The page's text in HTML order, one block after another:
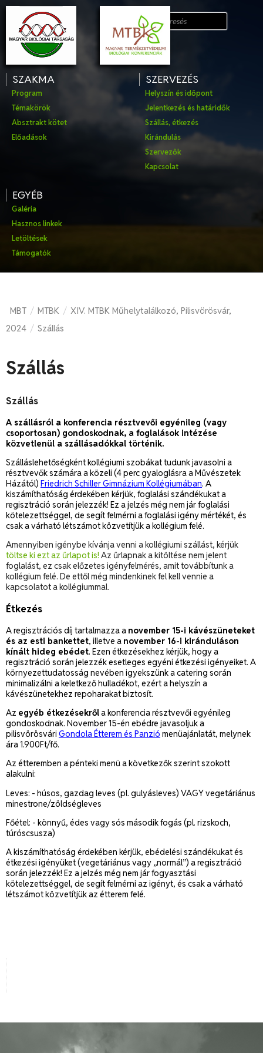
SZAKMA
Program
Témakörök
Absztrakt kötet
Előadások
SZERVEZÉS
Helyszín és időpont
Jelentkezés és határidők
Szállás, étkezés
Kirándulás
Szervezők
Kapcsolat
EGYÉB
Galéria
Hasznos linkek
Letöltések
Támogatók
MBT / MTBK / XIV. MTBK Műhelytalálkozó, Pilisvörösvár,
2024 / Szállás
Szállás
Szállás
A szállásról a konferencia résztvevői egyénileg (vagy
csoportosan) gondoskodnak, a foglalások intézése
közvetlenül a szállásadókkal történik.
Szálláslehetőségként kollégiumi szobákat tudunk javasolni a
résztvevők számára a közeli (4 perc gyaloglásra a Művészetek
Házától) Friedrich Schiller Gimnázium Kollégiumában. A
kiszámíthatóság érdekében kérjük, foglalási szándékukat a
regisztráció során jelezzék! Ez a jelzés még nem jár foglalási
kötelezettséggel, de segít felmérni a foglalási igény mértékét, és
csak a várható létszámot közvetítjük a kollégium felé.
Amennyiben igénybe kívánja venni a kollégiumi szállást, kérjük
töltse ki ezt az űrlapot is! Az űrlapnak a kitöltése nem jelent
foglalást, ez csak előzetes igényfelmérés, amit továbbítunk a
kollégium felé. De ettől még mindenkinek fel kell vennie a
kapcsolatot a kollégiummal.
Étkezés
A regisztrációs díj tartalmazza a november 15-i kávészüneteket
és az esti bankettet, illetve a november 16-i kiránduláson
kínált hideg ebédet. Ezen étkezésekhez kérjük, hogy a
regisztráció során jelezzék esetleges egyéni étkezési igényeiket. A
környezettudatosság nevében igyekszünk a catering során
minimalizálni a keletkező hulladékot, ezért a helyszín a
kávészünetekhez repoharakat biztosít.
Az egyéb étkezésekrőla konferencia résztvevői egyénileg
gondoskodnak. November 15-én ebédre javasoljuk a
pilisvörösvári Gondola Étterem és Panzió menüajánlatát, melynek
ára 1.900Ft/fő.
Az étteremben a pénteki menü a következők szerint szokott
alakulni:
Leves: - húsos, gazdag leves (pl. gulyásleves) VAGY vegetáriánus
minestrone/zöldségleves
Főétel: - könnyű, édes vagy sós második fogás (pl. rizskoch,
túróscsusza)
A kiszámíthatóság érdekében kérjük, ebédelési szándékukat és
étkezési igényüket (vegetáriánus vagy „normál”) a regisztráció
során jelezzék! Ez a jelzés még nem jár fogyasztási
kötelezettséggel, de segít felmérni az igényt, és csak a várható
létszámot közvetítjük az étterem felé.